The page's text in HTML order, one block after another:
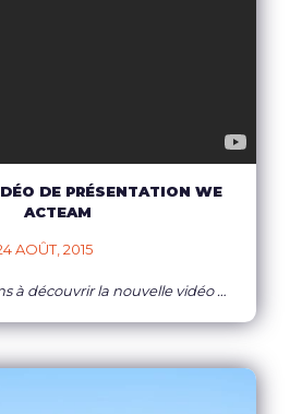
DE PRÉSENTATION WE
ACTEAM
AOÛT, 2015
Nous vous invitons à découvrir la nouvelle vidéo de présentation de l’entreprise WE ACTEAM. Nous vous rappelons que WE ACTEAM est une entreprise fondée en 1998 et situé à Villeneuve-Loubet non loin de Nice dans les Alpes-Maritimes.